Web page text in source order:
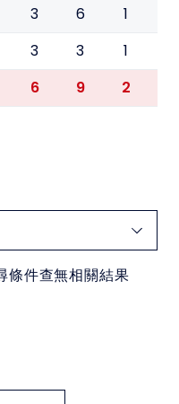
3 6 1
3 3 1
6 9 2
條件查無相關結果